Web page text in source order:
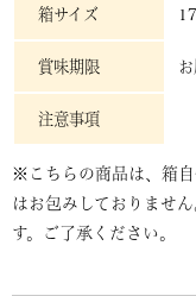
箱サイズ
賞味期限
注意事項
※こちらの商品は、箱
はお包みしておりませ
す。ご了承ください。